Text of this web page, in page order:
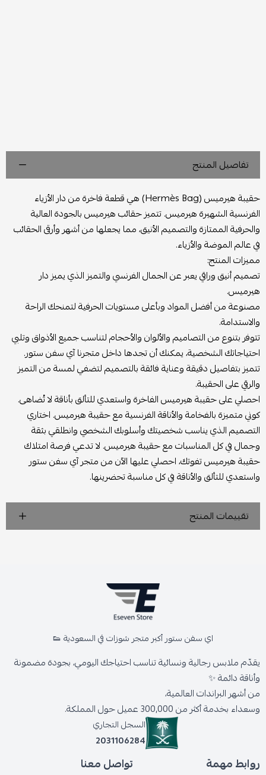
تفاصيل المنتج
حقيبة هيرميس (Hermès Bag) هي قطعة فاخرة من دار الأزياء
الفرنسية الشهيرة هيرميس. تتميز حقائب هيرميس بالجودة العالية
والحرفية الممتازة والتصميم الأنيق، مما يجعلها من أشهر وأرقى الحقائب
في عالم الموضة والأزياء.
مميزات المنتج:
تصميم أنيق وراقي يعبر عن الجمال الفرنسي والتميز الذي يميز دار
هيرميس.
مصنوعة من أفضل المواد وبأعلى مستويات الحرفية لتمنحك الراحة
والاستدامة.
تتوفر بتنوع من التصاميم والألوان والأحجام لتناسب جميع الأذواق وتلبي
احتياجاتك الشخصية، يمكنك أن تجدها داخل متجرنا آي سفن ستور.
تتميز بتفاصيل دقيقة وعناية فائقة بالتصميم لتضفي لمسة من التميز
والرقي على الحقيبة.
احصلي على حقيبة هيرميس الفاخرة واستعدي للتألق بأناقة لا تُضاهى.
كوني متميزة بالفخامة والأناقة الفرنسية مع حقيبة هيرميس. اختاري
التصميم الذي يناسب شخصيتك وأسلوبك الشخصي وانطلقي بثقة
وجمال في كل المناسبات مع حقيبة هيرميس. لا تدعي فرصة امتلاك
حقيبة هيرميس تفوتك، احصلي عليها الآن من متجر آي سفن ستور
واستعدي للتألق والأناقة في كل مناسبة تحضرينها.
تقييمات المنتج
اي سفن ستور أكبر متجر شوزات في السعودية 👟
يقدّم ملابس رجالية ونسائية تناسب احتياجك اليومي، بجودة مضمونة
وأناقة دائمة ✨
من أشهر البراندات العالمية،
وسعداء بخدمة أكثر من 300,000 عميل حول المملكة.
السجل التجاري
2031106284
روابط مهمة تواصل معنا